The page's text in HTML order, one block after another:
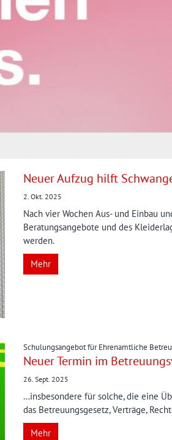
Neuer Aufzug hilft
2. Okt. 2025
Nach vier Wochen Aus- und Einbau
Beratungsangebote und des
werden.
Mehr
Schulungsangebot für Ehrenamtliche
Neuer Termin im
26. Sept. 2025
...insbesondere für solche, die eine
das Betreuungsgesetz, Verträge,
Mehr